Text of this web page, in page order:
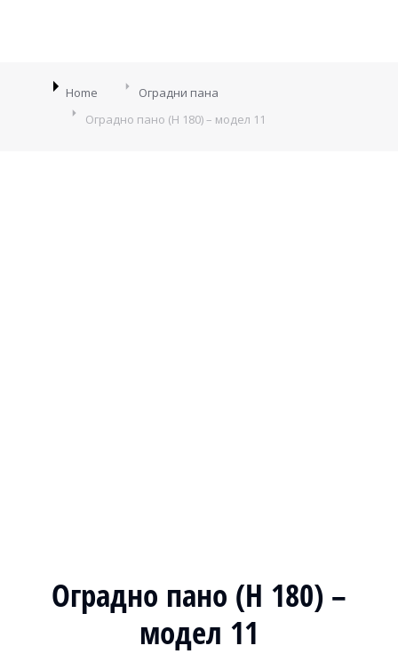
You are here:
Home
Оградни пана
Оградно пано (H 180) – модел 11
Оградно пано (H 180) –
модел 11